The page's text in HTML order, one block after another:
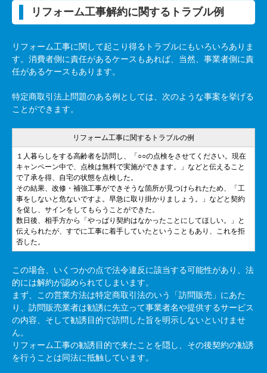
リフォーム工事解約に関するトラブル例
リフォーム工事に関して起こり得るトラブルにもいろいろありま
す。消費者側に責任があるケースもあれば、当然、事業者側に責
任があるケースもあります。
特定商取引法上問題のある例としては、次のような事案を挙げる
ことができます。
リフォーム工事に関するトラブルの例
１人暮らしをする高齢者を訪問し、「○○の点検をさせてください。現在
キャンペーン中で、点検は無料で実施ができます。」などと伝えること
で了承を得、自宅の状態を点検した。
その結果、改修・補強工事ができそうな箇所が見つけられたため、「工
事をしないと危ないですよ。早急に取り掛かりましょう。」などと契約
を促し、サインをしてもらうことができた。
数日後、相手方から「やっぱり契約はなかったことにしてほしい。」と
伝えられたが、すでに工事に着手していたということもあり、これを拒
否した。
この場合、いくつかの点で法令違反に該当する可能性があり、法
的には解約が認められてしまいます。
まず、この営業方法は特定商取引法のいう「訪問販売」にあた
り、訪問販売業者は勧誘に先立って事業者名や提供するサービス
の内容、そして勧誘目的で訪問した旨を明示しないといけませ
ん。
リフォーム工事の勧誘目的で来たことを隠し、その後契約の勧誘
を行うことは同法に抵触しています。